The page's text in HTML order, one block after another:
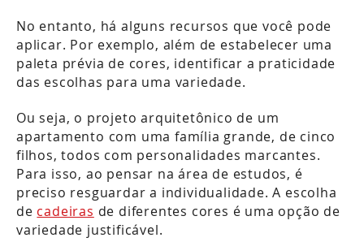
No entanto, há alguns recursos que você pode
aplicar. Por exemplo, além de estabelecer uma
paleta prévia de cores, identificar a praticidade
das escolhas para uma variedade.
Ou seja, o projeto arquitetônico de um
apartamento com uma família grande, de cinco
filhos, todos com personalidades marcantes.
Para isso, ao pensar na área de estudos, é
preciso resguardar a individualidade. A escolha
de cadeiras de diferentes cores é uma opção de
variedade justificável.